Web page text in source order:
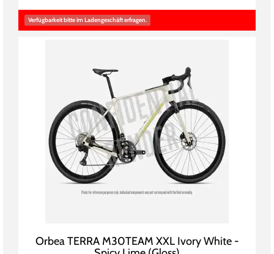
Verfügbarkeit bitte im Ladengeschäft erfragen.
Orbea TERRA M30TEAM XXL Ivory White -